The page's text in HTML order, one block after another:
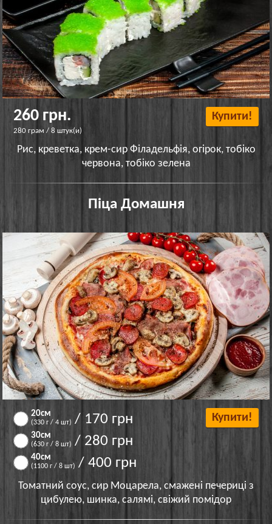
260 грн.
280 грам / 8 штук(и)
Купити!
Рис, креветка, крем-сир Філадельфія, огірок, тобіко
червона, тобіко зелена
Піца Домашня
20см
(330 г / 4 шт) / 170 грн
30см
(630 г / 8 шт) / 280 грн
40см
(1100 г / 8 шт) / 400 грн
Купити!
Томатний соус, сир Моцарела, смажені печериці з
цибулею, шинка, салямі, свіжий помідор